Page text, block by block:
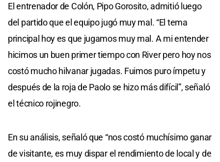
El entrenador de Colón, Pipo Gorosito, admitió luego
del partido que el equipo jugó muy mal. “El tema
principal hoy es que jugamos muy mal. A mi entender
hicimos un buen primer tiempo con River pero hoy nos
costó mucho hilvanar jugadas. Fuimos puro ímpetu y
después de la roja de Paolo se hizo más difícil”, señaló
el técnico rojinegro.
En su análisis, señaló que “nos costó muchísimo ganar
de visitante, es muy dispar el rendimiento de local y de